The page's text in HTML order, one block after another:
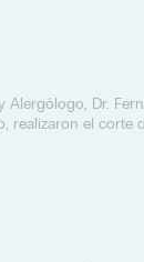
Alergólogo, Dr.
realizaron el corte